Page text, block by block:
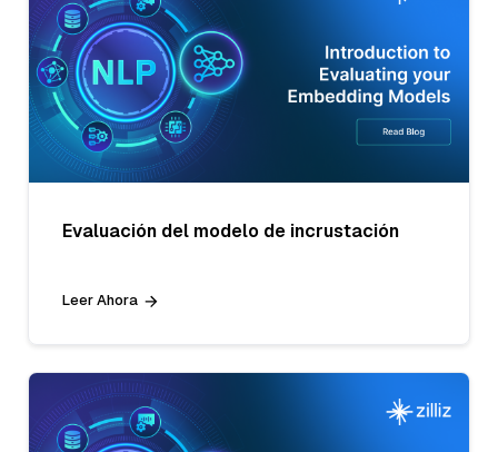
Evaluación del modelo de incrustación
Leer Ahora